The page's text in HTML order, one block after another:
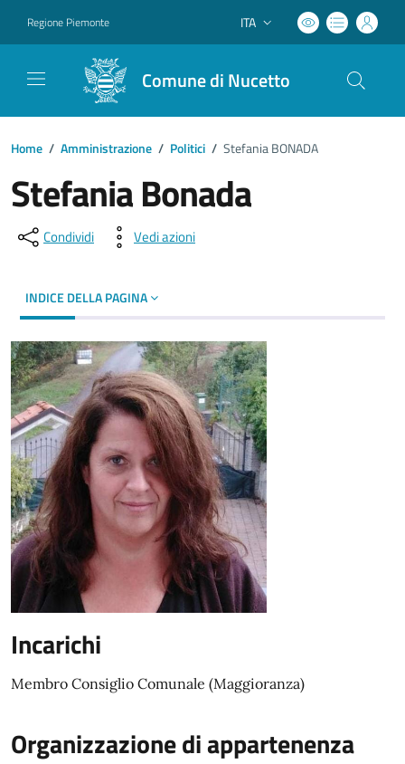
Regione Piemonte Lingua attiva:
ITA
Comune di Nucetto
Home / Amministrazione / Politici / Stefania BONADA
Stefania Bonada
Condividi Vedi azioni
INDICE DELLA PAGINA
Incarichi
Membro Consiglio Comunale (Maggioranza)
Organizzazione di appartenenza